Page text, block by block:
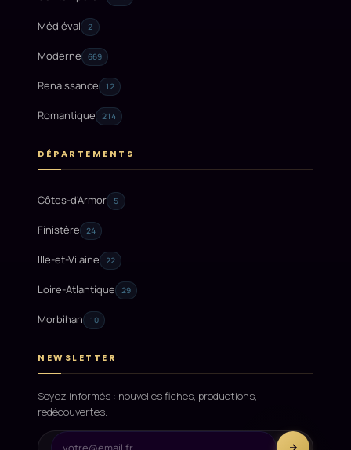
Médiéval 2
Moderne 669
Renaissance 12
Romantique 214
DÉPARTEMENTS
Côtes-d'Armor 5
Finistère 24
Ille-et-Vilaine 22
Loire-Atlantique 29
Morbihan 10
NEWSLETTER
Soyez informés : nouvelles fiches, productions,
redécouvertes.